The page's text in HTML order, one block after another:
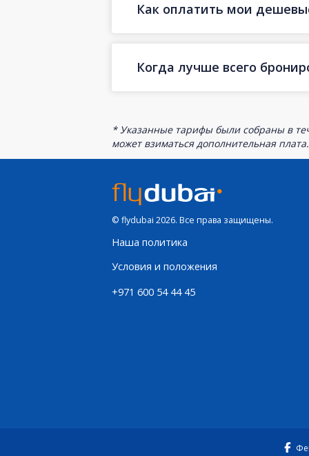
Как оплатить мои
Когда лучше всего
* Указанные тарифы были собраны в
может взиматься дополнительная плата.
© flydubai 2026. Все права защищены.
Наша политика
Условия и положения
+971 600 54 44 45